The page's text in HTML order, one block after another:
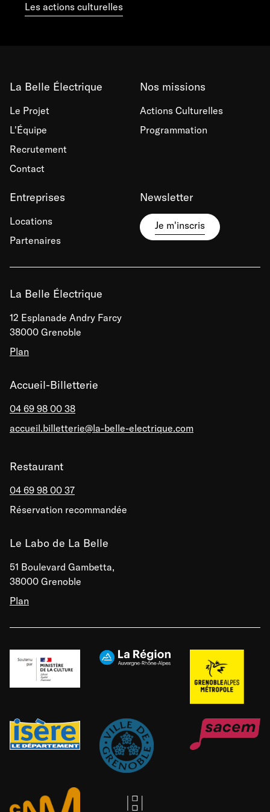
Les actions culturelles
La Belle Électrique
Le Projet
L'Équipe
Recrutement
Contact
Nos missions
Actions Culturelles
Programmation
Entreprises
Locations
Partenaires
Newsletter
Je m'inscris
La Belle Électrique
12 Esplanade Andry Farcy
38000 Grenoble
Plan
Accueil-Billetterie
04 69 98 00 38
accueil.billetterie@la-belle-electrique.com
Restaurant
04 69 98 00 37
Réservation recommandée
Le Labo de La Belle
51 Boulevard Gambetta,
38000 Grenoble
Plan